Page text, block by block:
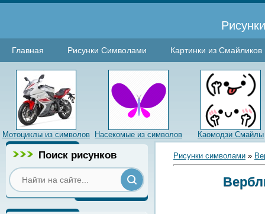
Главная Рисунки Символами Картинки из Смайликов
Мотоциклы из символов Насекомые из символов Каомодзи Смайлы
Поиск рисунков Рисунки символами »